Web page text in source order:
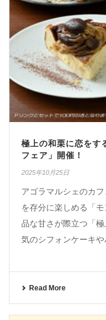
極上の和栗に恋をす
フェア」開催！
2025年10月25日
アゴラマルシェのカ
を存分に楽しめる「
品な甘さが際立つ「
気のシフォンケーキ
Read More